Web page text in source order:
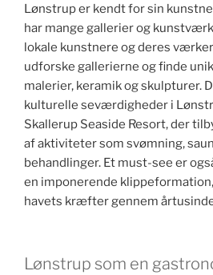
Lønstrup er kendt for sin
har mange gallerier og
lokale kunstnere og deres
udforske gallerierne og finde
malerier, keramik og skulpturer.
kulturelle seværdigheder i
Skallerup Seaside Resort, der
af aktiviteter som svømning,
behandlinger. Et must-see er
en imponerende
havets kræfter gennem
Lønstrup som en